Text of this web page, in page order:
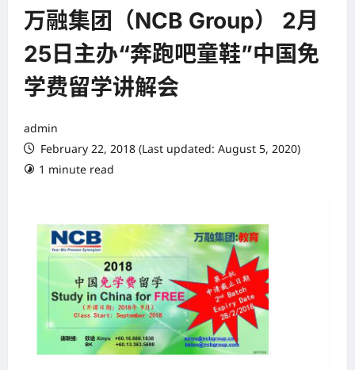
万融集团（NCB Group） 2月
25日主办“奔跑吧童鞋”中国免
学费留学讲解会
admin
February 22, 2018 (Last updated: August 5, 2020)
1 minute read